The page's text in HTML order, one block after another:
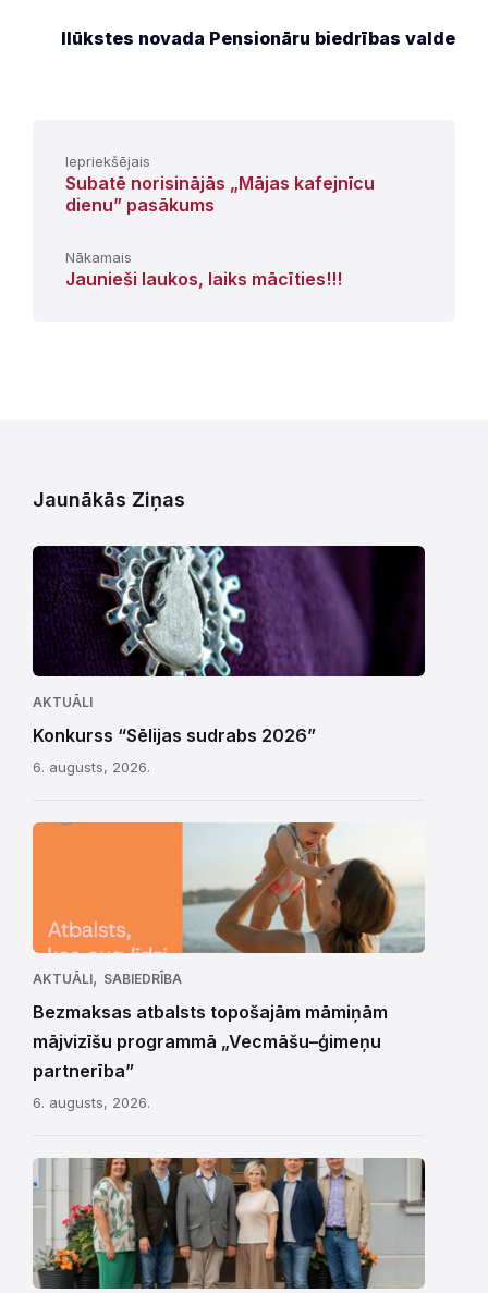
Ilūkstes novada Pensionāru biedrības valde
Iepriekšējais
Subatē norisinājās „Mājas kafejnīcu
dienu” pasākums
Nākamais
Jaunieši laukos, laiks mācīties!!!
Jaunākās Ziņas
AKTUĀLI
Konkurss “Sēlijas sudrabs 2026”
6. augusts, 2026.
AKTUĀLI, SABIEDRĪBA
Bezmaksas atbalsts topošajām māmiņām
mājvizīšu programmā „Vecmāšu–ģimeņu
partnerība”
6. augusts, 2026.